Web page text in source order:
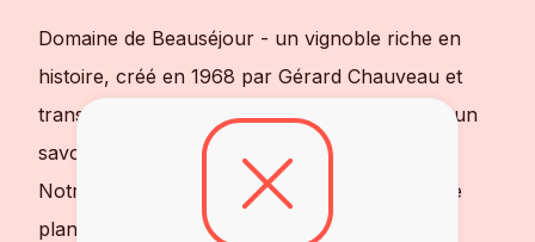
Domaine de Beauséjour - un vignoble riche en
histoire, créé en 1968 par Gérard Chauveau et
transmis à son fils David en 1995, perpétuant un
savoir-faire familial d'excellence.
Notre avis : A ouvrir entre amis avec une belle
planche de charcuterie et fromage, tout en